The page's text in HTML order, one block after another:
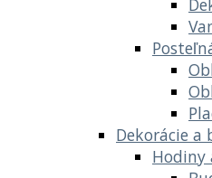
Dekorácie a
Hodiny